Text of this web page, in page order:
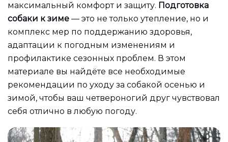
максимальный комфорт и защиту. Подготовка
собаки к зиме — это не только утепление, но и
комплекс мер по поддержанию здоровья,
адаптации к погодным изменениям и
профилактике сезонных проблем. В этом
материале вы найдёте все необходимые
рекомендации по уходу за собакой осенью и
зимой, чтобы ваш четвероногий друг чувствовал
себя отлично в любую погоду.